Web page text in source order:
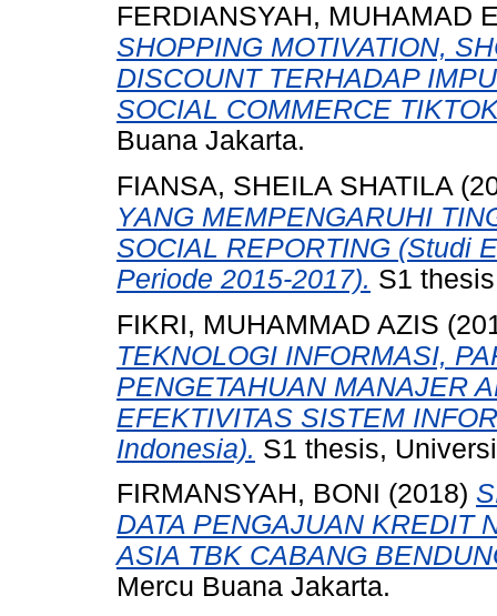
FERDIANSYAH, MUHAMAD
SHOPPING MOTIVATION,
DISCOUNT TERHADAP
SOCIAL COMMERCE
Buana Jakarta.
FIANSA, SHEILA SHATILA
YANG MEMPENGARUHI
SOCIAL REPORTING (Studi
Periode 2015-2017). S1
FIKRI, MUHAMMAD AZIS
TEKNOLOGI INFORMASI,
PENGETAHUAN MANAJER
EFEKTIVITAS SISTEM
Indonesia). S1 thesis,
FIRMANSYAH, BONI (2018)
DATA PENGAJUAN KREDIT
ASIA TBK CABANG
Mercu Buana Jakarta.